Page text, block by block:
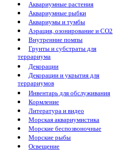
Аквариумные растения
Аквариумные рыбки
Аквариумы и тумбы
Аэрация, озонирование и CO2
Внутренние помпы
Грунты и субстраты для
террариума
Декорации
Декорации и укрытия для
террариумов
Инвентарь для обслуживания
Кормление
Литература и видео
Морская аквариумистика
Морские беспозвоночные
Морские рыбы
Освещение